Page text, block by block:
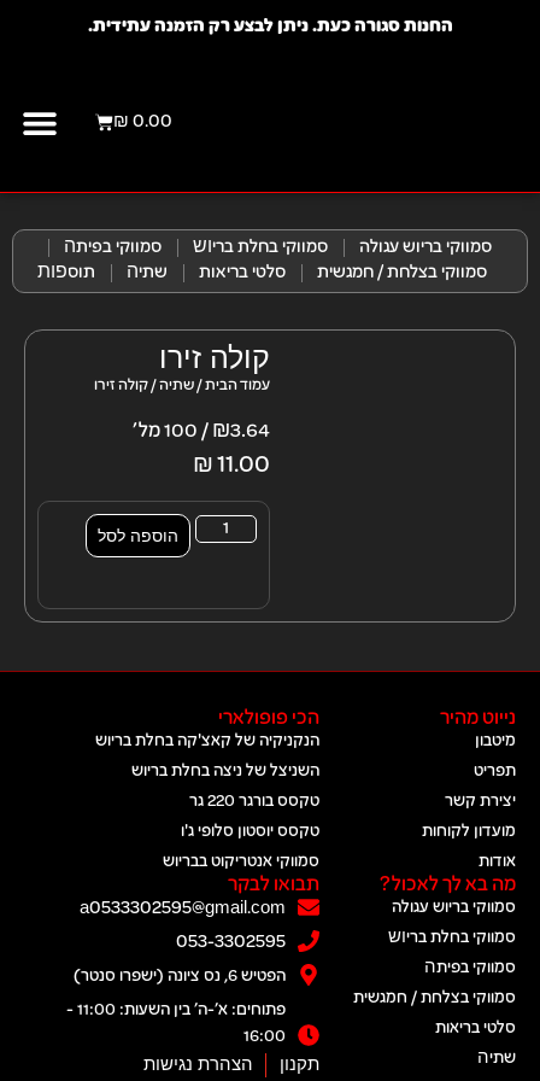
החנות סגורה כעת. ניתן לבצע רק הזמנה עתידית.
₪ 0.00
סמווקי בריוש עגולה סמווקי בחלת בריוש​
סמווקי בפיתה​
סמווקי בצלחת / חמגשית
סלטי בריאות שתיה​ תוספות​
קולה זירו
עמוד הבית/שתיה/ קולה זירו
₪3.64 / 100 מל׳
₪ 11.00
הוספה לסל
נייוט מהיר
מיטבון
תפריט
יצירת קשר
מועדון לקוחות
אודות
הכי פופולארי
הנקניקיה של קאצ'קה בחלת בריוש
השניצל של ניצה בחלת בריוש
טקסס בורגר 220 גר
טקסס יוסטון סלופי ג'ו
סמווקי אנטריקוט בבריוש
מה בא לך לאכול?
סמווקי בריוש עגולה
סמווקי בחלת בריוש​
סמווקי בפיתה​
סמווקי בצלחת / חמגשית
סלטי בריאות
שתיה​
תבואו לבקר
a0533302595@gmail.com
053-3302595
הפטיש 6, נס ציונה (ישפרו סנטר)
פתוחים: א׳-ה׳ בין השעות: 11:00 -
16:00
תקנון הצהרת נגישות